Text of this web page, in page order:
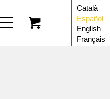
Català
Español
English
Français